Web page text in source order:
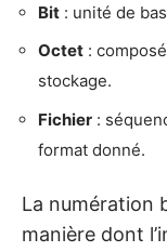
Bit : unité de
Octet :
stockage.
Fichier :
format donné.
La numération
manière dont